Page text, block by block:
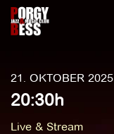
21. OKTOBER 2025
20:30h
Live & Stream